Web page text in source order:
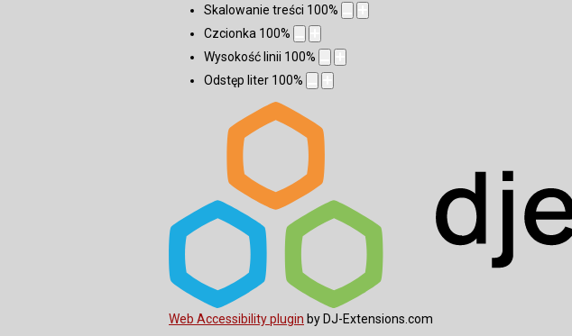
Skalowanie treści 100%
Czcionka 100%
Wysokość linii 100%
Odstęp liter 100%
Web Accessibility plugin by DJ-Extensions.com